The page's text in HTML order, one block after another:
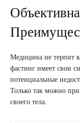
Медицина не терпит
фастинг имеет свои
потенциальные
Только так можно
своего тела.